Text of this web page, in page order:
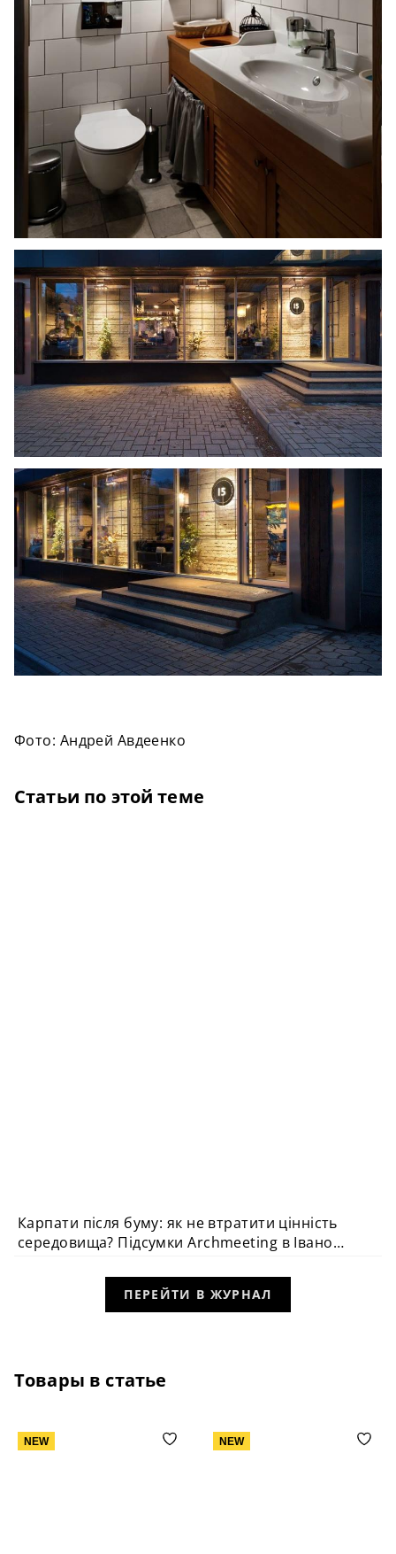
Фото: Андрей Авдеенко
Статьи по этой теме
ПОДІЯ
Карпати після буму: як не втратити цінність
середовища? Підсумки Archmeeting в Івано-
ПЕРЕЙТИ В ЖУРНАЛ
Товары в статье
NEW NEW